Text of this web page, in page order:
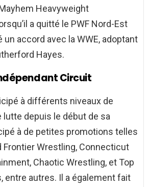
Heavyweight
a quitté le PWF Nord-Est
un accord avec la WWE, adoptant
Hayes.
Circuit
à différents niveaux de
lutte depuis le début de sa
à de petites promotions telles
Frontier Wrestling, Connecticut
Chaotic Wrestling, et Top
entre autres. Il a également fait